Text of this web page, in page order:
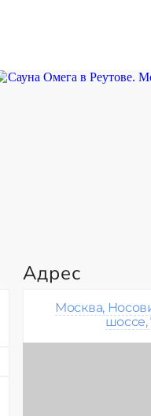
Адрес
Москва,
шоссе,